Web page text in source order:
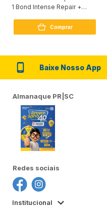
1 Bond Intense Repair +
Comprar
Baixe Nosso App
Almanaque PR|SC
Redes sociais
Institucional